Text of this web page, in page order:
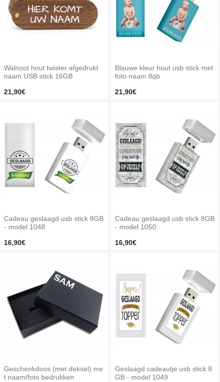
Walnoot hout twister afgedrukt
naam USB stick 16GB
21,90€
Blauwe kleur hout usb stick met
foto naam 8gb
21,90€
Cadeau geslaagd usb stick 8GB
- model 1048
16,90€
Cadeau geslaagd usb stick 8GB
- model 1050
16,90€
Geschenkdoos (met deksel) me
t naam/foto bedrukken
Geslaagd cadeautje usb stick 8
GB - model 1049